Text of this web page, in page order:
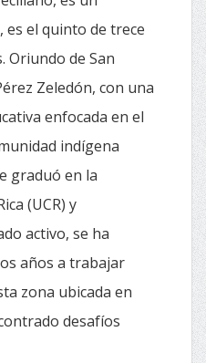
el quinto de trece
Oriundo de San
Zeledón, con una
enfocada en el
indígena
graduó en la
(UCR) y
activo, se ha
años a trabajar
zona ubicada en
desafíos